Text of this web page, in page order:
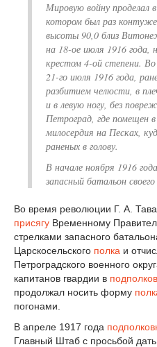
Мировую войну проделал
котором был раз
высоты 90,0 близ
на 18-ое июля 1916 года,
крестом 4-ой степени.
21-го июля 1916 года,
разбитием челюсти, в
и в левую ногу, без
Петроград, где помещен
милосердия на Песках,
раненых в голову.
В начале ноября 1916
запасный батальон
Во время революции Г. А.
присягу Временному
стрелками запасного
Царскосельского полка и
Петроградского военного
капитанов гвардии в
продолжал носить форму
погонами.
В апреле 1917 года
Главный Штаб с просьбой